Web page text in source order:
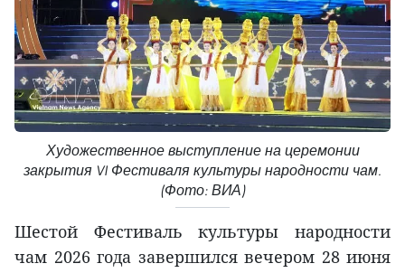
Художественное выступление на церемонии
закрытия VI Фестиваля культуры народности чам.
(Фото: ВИА)
Шестой Фестиваль культуры народности
чам 2026 года завершился вечером 28 июня